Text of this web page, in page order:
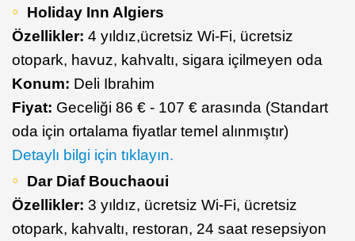
Holiday Inn Algiers
Özellikler: 4 yıldız,ücretsiz Wi-Fi, ücretsiz
otopark, havuz, kahvaltı, sigara içilmeyen oda
Konum: Deli Ibrahim
Fiyat: Geceliği 86 € - 107 € arasında (Standart
oda için ortalama fiyatlar temel alınmıştır)
Detaylı bilgi için tıklayın.
Dar Diaf Bouchaoui
Özellikler: 3 yıldız, ücretsiz Wi-Fi, ücretsiz
otopark, kahvaltı, restoran, 24 saat resepsiyon